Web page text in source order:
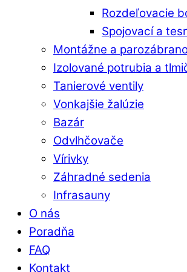
Rozdeľovacie
Spojovací a
Montážne a
Izolované potrubia a
Tanierové ventily
Vonkajšie žalúzie
Bazár
Odvlhčovače
Vírivky
Záhradné sedenia
Infrasauny
O nás
Poradňa
FAQ
Kontakt